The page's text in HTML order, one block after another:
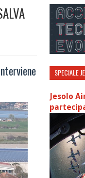
SPECIALE
Jesolo